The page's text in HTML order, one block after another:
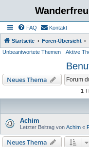
FAQ Kontakt
Startseite Foren-Übersicht
Unbeantwortete Themen Aktive
Neues Thema
1
Achim
Letzter Beitrag von Achim «
Neues Thema